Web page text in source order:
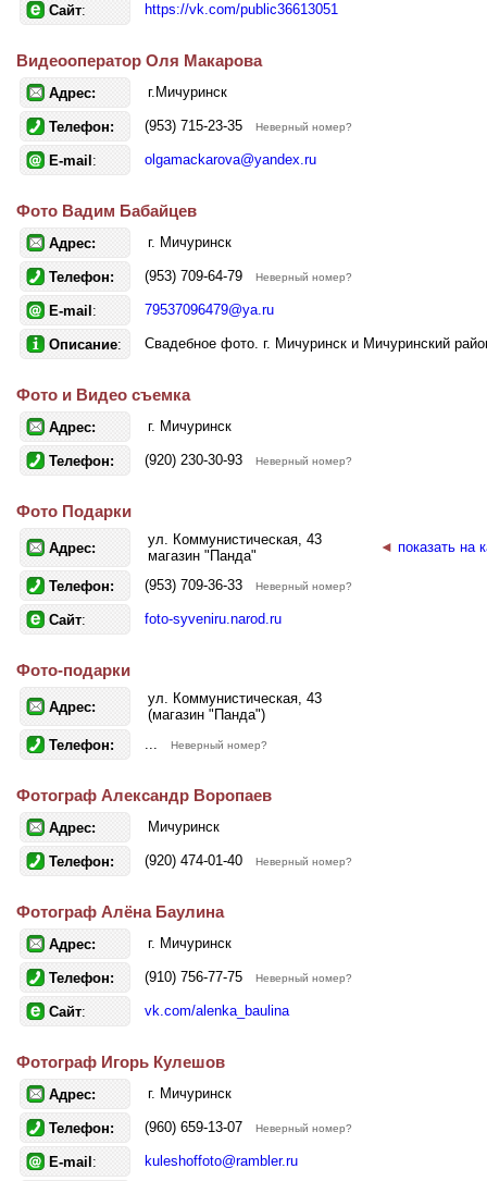
Сайт: https://vk.com/public36613051
Видеооператор Оля Макарова
Адрес: г.Мичуринск
Телефон: (953) 715-23-35 Неверный номер?
E-mail : olgamackarova@yandex.ru
Фото Вадим Бабайцев
Адрес: г. Мичуринск
Телефон: (953) 709-64-79 Неверный номер?
E-mail : 79537096479@ya.ru
Описание: Свадебное фото. г. Мичуринск и Мичуринский
Фото и Видео съемка
Адрес: г. Мичуринск
Телефон: (920) 230-30-93 Неверный номер?
Фото Подарки
Адрес:
ул. Коммунистическая, 43
магазин "Панда"
◄ показать на
Телефон: (953) 709-36-33 Неверный номер?
Сайт: foto-syveniru.narod.ru
Фото-подарки
Адрес:
ул. Коммунистическая, 43
(магазин "Панда")
Телефон:
... Неверный номер?
Фотограф Александр Воропаев
Адрес: Мичуринск
Телефон: (920) 474-01-40 Неверный номер?
Фотограф Алёна Баулина
Адрес: г. Мичуринск
Телефон: (910) 756-77-75 Неверный номер?
Сайт: vk.com/alenka_baulina
Фотограф Игорь Кулешов
Адрес: г. Мичуринск
Телефон: (960) 659-13-07 Неверный номер?
E-mail : kuleshoffoto@rambler.ru